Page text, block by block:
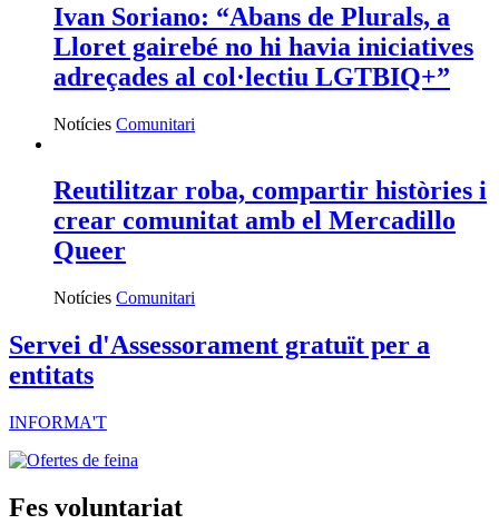
Ivan Soriano: “Abans de Plurals, a
Lloret gairebé no hi havia iniciatives
adreçades al col·lectiu LGTBIQ+”
Notícies Comunitari
Reutilitzar roba, compartir històries i
crear comunitat amb el Mercadillo
Queer
Notícies Comunitari
Servei d'Assessorament gratuït per a
entitats
INFORMA'T
Fes voluntariat